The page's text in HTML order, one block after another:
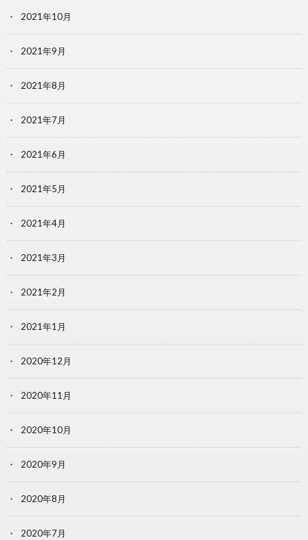
2021年10月
2021年9月
2021年8月
2021年7月
2021年6月
2021年5月
2021年4月
2021年3月
2021年2月
2021年1月
2020年12月
2020年11月
2020年10月
2020年9月
2020年8月
2020年7月